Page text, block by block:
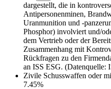
dargestellt, die in
Antipersonenminen,
Uranmunition und -
Phosphor) involviert und/
dem Vertrieb oder der
Zusammenhang mit
Rückfragen zu den
an ISS ESG. (Datenquelle:
Zivile Schusswaffen oder
7.45%